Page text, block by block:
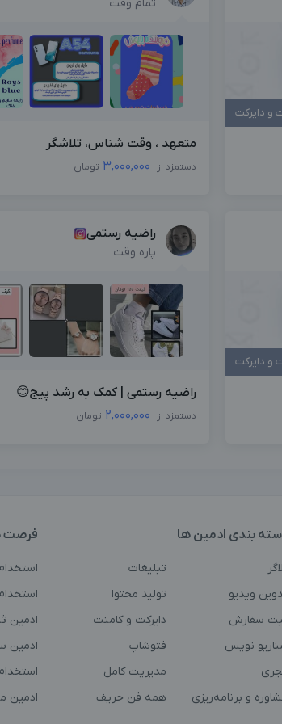
و دایرکت
تمام وقت
متعهد ، وقت شناس، تلاشگر
دستمزد از 3,000,000 تومان
و دایرکت
راضیه رستمی
پاره وقت
راضیه رستمی | کمک به رشد پیج😊
دستمزد از 2,000,000 تومان
بندی ادمین ها
تبلیغات
ویدیو
تولید محتوا
سفارش
دایرکت و کامنت
نویس
فتوشاپ
مدیریت کامل
و برنامه‌ریزی
همه فن حریف
فرصت
ادمین
ادمین
ادمین